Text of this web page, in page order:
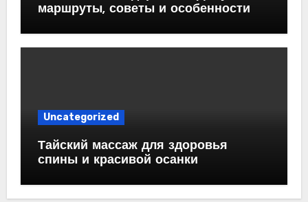
маршруты, советы и особенности
Uncategorized
Тайский массаж для здоровья
спины и красивой осанки